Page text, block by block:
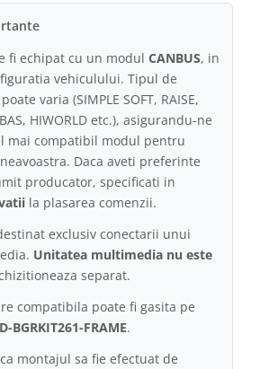
fi echipat cu un modul CANBUS, in
vehiculului. Tipul de
varia (SIMPLE SOFT, RAISE,
HIWORLD etc.), asigurandu-ne
mai compatibil modul pentru
Daca aveti preferinte
producator, specificati in
la plasarea comenzii.
exclusiv conectarii unui
Unitatea multimedia nu este
separat.
compatibila poate fi gasita pe
BGRKIT261-FRAME.
montajul sa fie efectuat de